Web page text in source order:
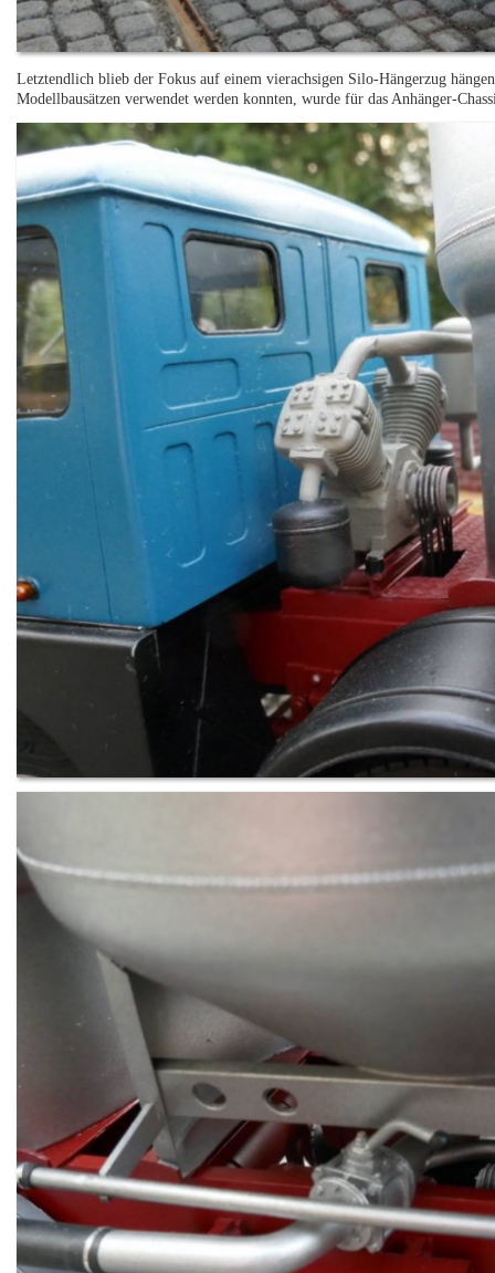
Letztendlich blieb der Fokus auf einem vierachsigen Silo-Hängerzug
Modellbausätzen verwendet werden konnten, wurde für das Anhänger-